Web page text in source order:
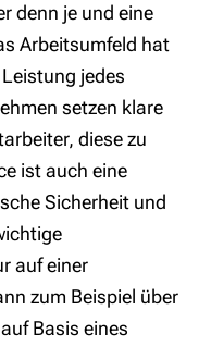
denn je und eine
Arbeitsumfeld hat
jedes
setzen klare
diese zu
ist auch eine
Sicherheit und
auf einer
zum Beispiel über
Basis eines